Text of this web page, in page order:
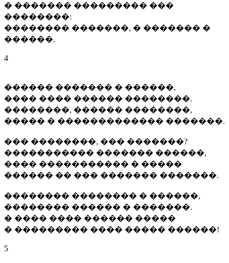
� ������� ��������� ���
��������:
�������� �������, � ������� �
������.
4
������ ������� � ������,
���� ���� ������ ��������.
��������, ������ ��������,
����� � ������������� �������.
��� ��������, ��� �������?
����������� ������� ������,
���� ����������� � �����
������ �� ��� ������� �������.
�������� �������� � ������,
�������� ������ � �������.
� ���� ���� ������ �����
� ��������� ���� ����� ������!
5